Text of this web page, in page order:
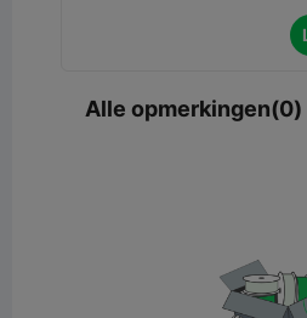
Alle opmerkingen(0)